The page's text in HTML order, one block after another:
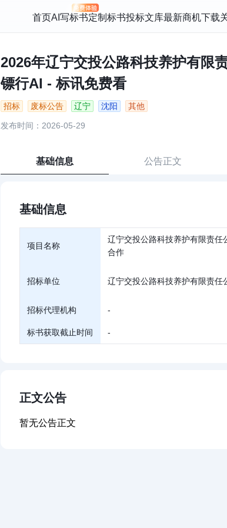
首页AI写标书定制标书投标文库最新商机下载
2026年辽宁交投公路科技养护有限
镖行AI - 标讯免费看
招标 废标公告 辽宁 沈阳 其他
发布时间：2026-05-29
基础信息 公告正文
基础信息
项目名称
辽宁交投公路科技养护有限责任
合作
招标单位 辽宁交投公路科技养护有限责任
招标代理机构 -
标书获取截止时间 -
正文公告
暂无公告正文